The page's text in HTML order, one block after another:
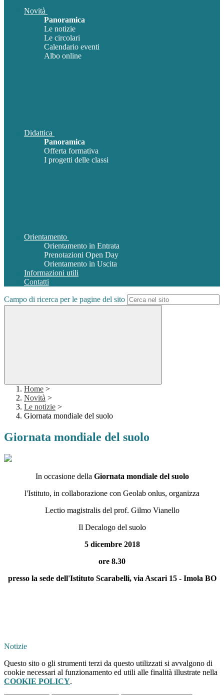
Novità
Panoramica
Le notizie
Le circolari
Calendario eventi
Albo online
Didattica
Panoramica
Offerta formativa
I progetti delle classi
Orientamento
Orientamento in Entrata
Prenotazioni Open Day
Orientamento in Uscita
Informazioni utili
Contatti
Campo di ricerca per le pagine del sito
Home >
Novità >
Le notizie >
Giornata mondiale del suolo
Giornata mondiale del suolo
In occasione della Giornata mondiale del suolo
l'Istituto, in collaborazione con Geolab onlus, organizza
Lectio magistralis del prof. Gilmo Vianello
Il Decalogo del suolo
5 dicembre 2018
ore 8.30
presso la sede dell'Istituto Scarabelli, via Ascari 15 - Imola BO
Notizie
Questo sito o gli strumenti terzi da questo utilizzati si avvalgono di
cookie necessari al funzionamento ed utili alle finalità illustrate nella
COOKIE POLICY.